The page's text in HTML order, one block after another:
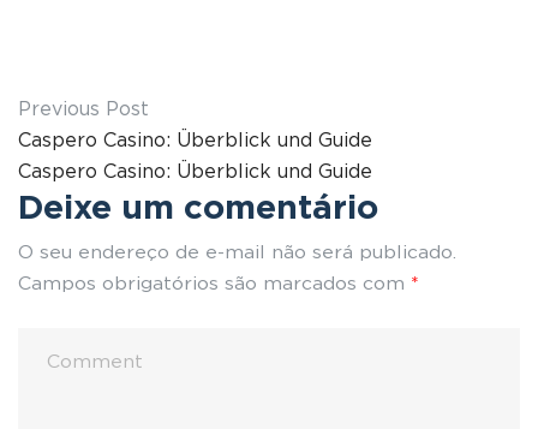
Previous Post
Caspero Casino: Überblick und Guide
Caspero Casino: Überblick und Guide
Deixe um comentário
O seu endereço de e-mail não será publicado.
Campos obrigatórios são marcados com *